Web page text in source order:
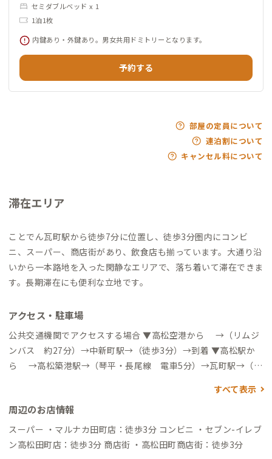
セミダブルベッド x 1
1泊1枚
内鍵あり・外鍵あり。男女共用ドミトリーとなります。
予約する
部屋の定員について
連泊割について
キャンセル料について
滞在エリア
ことでん瓦町駅から徒歩7分に位置し、徒歩3分圏内にコンビ
ニ、スーパー、商店街があり、飲食店も揃っています。大通り沿
いから一本路地を入った閑静なエリアで、落ち着いて滞在できま
す。長期滞在にも便利な立地です。
アクセス・駐車場
公共交通機関でアクセスする場合 ▼高松空港から →（リムジ
ンバス 約27分）→中新町駅→（徒歩3分）→到着 ▼高松駅か
ら →高松築港駅→（琴平・長尾線 電車5分）→瓦町駅→（徒
方面から 南方向に中央通り/国道30号を進み、中新町交差点を左
折して観光通り/県庁43号に入ります。270ｍ先を右折し、1つ目
の交差点を左折したらコトリ コワーキング＆ホステル高松で
すべて表示
周辺のお店情報
スーパー ・マルナカ田町店：徒歩3分 コンビニ ・セブン-イレブ
ン高松田町店：徒歩3分 商店街 ・高松田町商店街：徒歩3分